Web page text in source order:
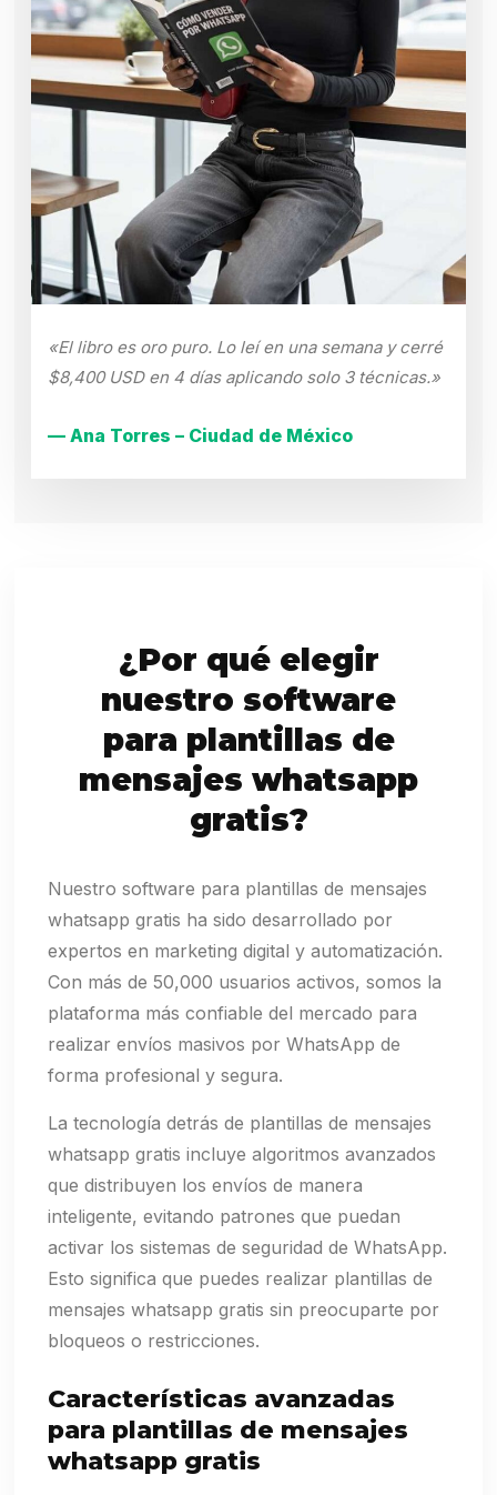
«El libro es oro puro. Lo leí en una semana y cerré
$8,400 USD en 4 días aplicando solo 3 técnicas.»
— Ana Torres – Ciudad de México
¿Por qué elegir
nuestro software
para plantillas de
mensajes whatsapp
gratis?
Nuestro software para plantillas de mensajes
whatsapp gratis ha sido desarrollado por
expertos en marketing digital y automatización.
Con más de 50,000 usuarios activos, somos la
plataforma más confiable del mercado para
realizar envíos masivos por WhatsApp de
forma profesional y segura.
La tecnología detrás de plantillas de mensajes
whatsapp gratis incluye algoritmos avanzados
que distribuyen los envíos de manera
inteligente, evitando patrones que puedan
activar los sistemas de seguridad de WhatsApp.
Esto significa que puedes realizar plantillas de
mensajes whatsapp gratis sin preocuparte por
bloqueos o restricciones.
Características avanzadas
para plantillas de mensajes
whatsapp gratis